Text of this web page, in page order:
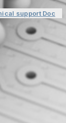
support Doc